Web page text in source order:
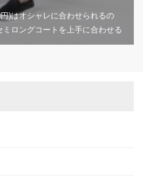
)はオシャレに合わせられるの
ロングコートを上手に合わせる